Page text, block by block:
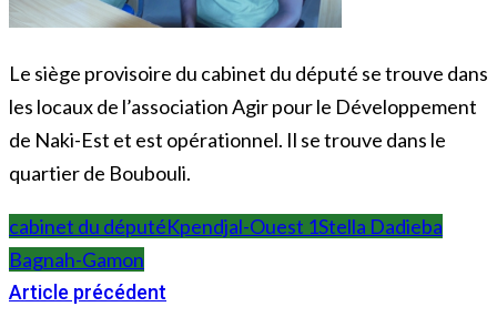
Le siège provisoire du cabinet du député se trouve dans
les locaux de l’association Agir pour le Développement
de Naki-Est et est opérationnel. Il se trouve dans le
quartier de Boubouli.
cabinet du députéKpendjal-Ouest 1Stella Dadieba
Bagnah-Gamon
Article précédent